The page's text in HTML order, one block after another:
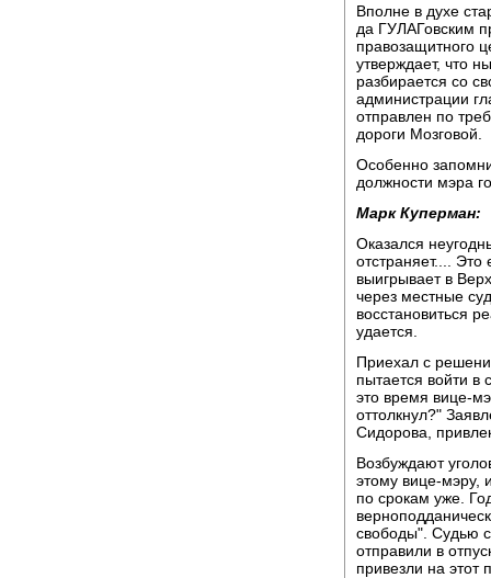
Вполне в духе
да ГУЛАГовским
правозащитного
утверждает, что
разбирается со
администрации
отправлен по
дороги Мозговой.
Особенно
должности мэра
Марк Куперман:
Оказался
отстраняет....
выигрывает в
через местные
восстановиться
удается.
Приехал с
пытается войти в
это время вице-
оттолкнул?"
Сидорова,
Возбуждают
этому вице-мэру,
по срокам уже.
свободы". Судью
отправили в
привезли на этот